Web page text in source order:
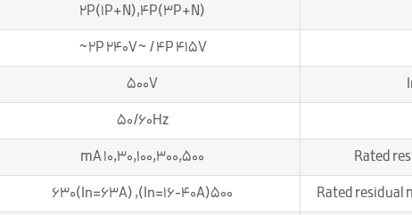
2P(1P+N),4P(3P+N)
2P 240V~ / 4P 415V~
500V
50/60Hz
Rated
10,30,100,300,500 mA
Rated residual
500(In=16-40A), 630(In=63A)